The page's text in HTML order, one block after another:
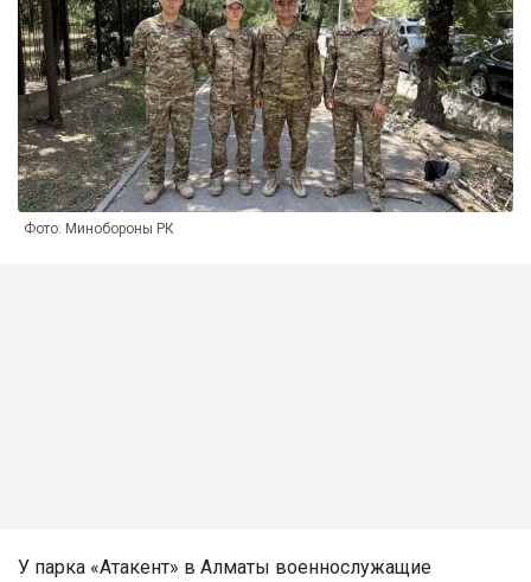
Фото: Минобороны РК
У парка «Атакент» в Алматы военнослужащие